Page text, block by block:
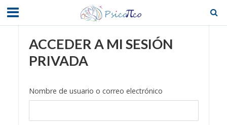
ACCEDER A MI SESIÓN
PRIVADA
Nombre de usuario o correo electrónico